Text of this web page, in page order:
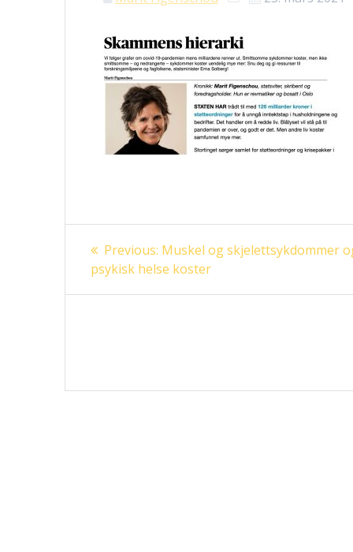
Innleggsnavigasjon
Previous: Previous
post:
Muskel og skjelettsykdommer
psykisk helse koster